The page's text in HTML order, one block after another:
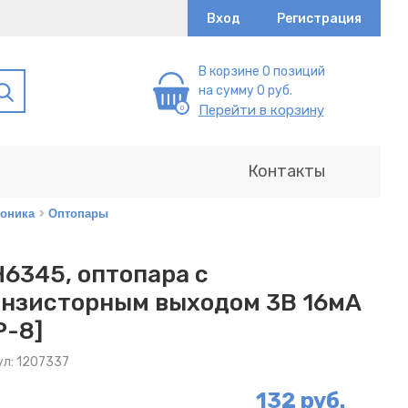
Вход Регистрация
В корзине 0 позиций
на сумму 0 руб.
Перейти в корзину
Контакты
Оптопары
оптопара с
выходом 3В 16мА
8]
1207337
132 руб.